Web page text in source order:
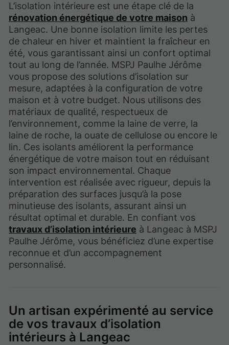
L’isolation intérieure est une étape clé de la
rénovation énergétique de votre maison à
Langeac. Une bonne isolation limite les pertes
de chaleur en hiver et maintient la fraîcheur en
été, vous garantissant ainsi un confort optimal
tout au long de l’année. MSPJ Paulhe Jérôme
vous propose des solutions d’isolation sur
mesure, adaptées à la configuration de votre
maison et à votre budget. Nous utilisons des
matériaux de qualité, respectueux de
l’environnement, comme la laine de verre, la
laine de roche, la ouate de cellulose ou encore le
lin. Ces isolants améliorent la performance
énergétique de votre maison tout en réduisant
son impact environnemental. Chaque
intervention est réalisée avec rigueur, depuis la
préparation des surfaces jusqu’à la pose
minutieuse des isolants, assurant ainsi un
résultat optimal et durable. En confiant vos
travaux d’isolation intérieure à Langeac à MSPJ
Paulhe Jérôme, vous bénéficiez d’une expertise
reconnue et d’un accompagnement
personnalisé.
Un artisan expérimenté au service
de vos travaux d’isolation
intérieurs à Langeac